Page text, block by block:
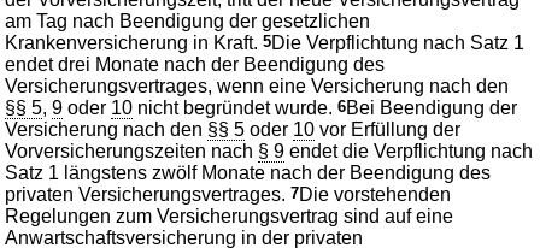
am Tag nach Beendigung der gesetzlichen
Krankenversicherung in Kraft.5Die Verpflichtung nach Satz 1
endet drei Monate nach der Beendigung des
Versicherungsvertrages, wenn eine Versicherung nach den
§§ 5,9 oder 10 nicht begründet wurde.6Bei Beendigung der
Versicherung nach den §§ 5 oder 10 vor Erfüllung der
Vorversicherungszeiten nach § 9 endet die Verpflichtung nach
Satz 1 längstens zwölf Monate nach der Beendigung des
privaten Versicherungsvertrages.7Die vorstehenden
Regelungen zum Versicherungsvertrag sind auf eine
Anwartschaftsversicherung in der privaten